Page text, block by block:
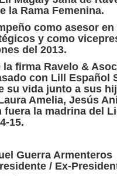
la Rama Femenina.
como asesor
y como
del 2013.
la firma Ravelo &
con Lill Español
su vida junto a sus
Amelia, Jesús
fuera la madrina del
15.
Guerra Armenteros
/ Ex-